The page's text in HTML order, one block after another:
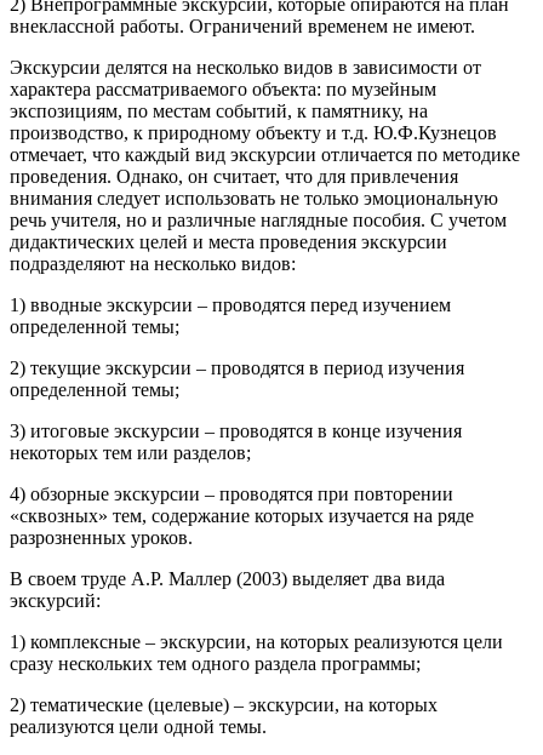
2) Внепрограммные экскурсии, которые опираются на план
внеклассной работы. Ограничений временем не имеют.
Экскурсии делятся на несколько видов в зависимости от
характера рассматриваемого объекта: по музейным
экспозициям, по местам событий, к памятнику, на
производство, к природному объекту и т.д. Ю.Ф.Кузнецов
отмечает, что каждый вид экскурсии отличается по методике
проведения. Однако, он считает, что для привлечения
внимания следует использовать не только эмоциональную
речь учителя, но и различные наглядные пособия. С учетом
дидактических целей и места проведения экскурсии
подразделяют на несколько видов:
1) вводные экскурсии – проводятся перед изучением
определенной темы;
2) текущие экскурсии – проводятся в период изучения
определенной темы;
3) итоговые экскурсии – проводятся в конце изучения
некоторых тем или разделов;
4) обзорные экскурсии – проводятся при повторении
«сквозных» тем, содержание которых изучается на ряде
разрозненных уроков.
В своем труде А.Р. Маллер (2003) выделяет два вида
экскурсий:
1) комплексные – экскурсии, на которых реализуются цели
сразу нескольких тем одного раздела программы;
2) тематические (целевые) – экскурсии, на которых
реализуются цели одной темы.